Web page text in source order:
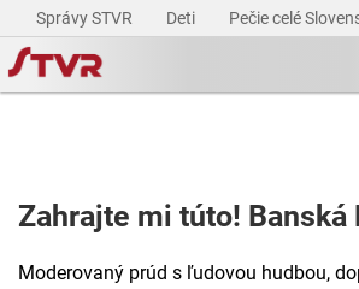
Správy STVR Deti Pečie celé
Zahrajte mi túto! Banská
Moderovaný prúd s ľudovou hudbou,